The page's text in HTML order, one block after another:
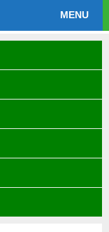
MENU